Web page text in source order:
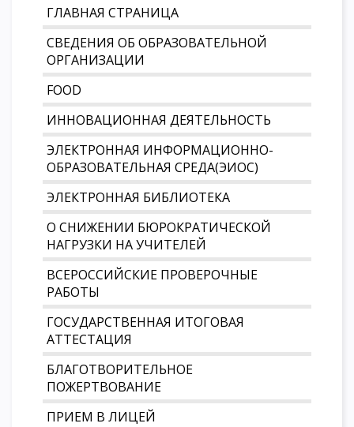
ГЛАВНАЯ СТРАНИЦА
СВЕДЕНИЯ ОБ ОБРАЗОВАТЕЛЬНОЙ
ОРГАНИЗАЦИИ
FOOD
ИННОВАЦИОННАЯ ДЕЯТЕЛЬНОСТЬ
ЭЛЕКТРОННАЯ ИНФОРМАЦИОННО-
ОБРАЗОВАТЕЛЬНАЯ СРЕДА(ЭИОС)
ЭЛЕКТРОННАЯ БИБЛИОТЕКА
О СНИЖЕНИИ БЮРОКРАТИЧЕСКОЙ
НАГРУЗКИ НА УЧИТЕЛЕЙ
ВСЕРОССИЙСКИЕ ПРОВЕРОЧНЫЕ
РАБОТЫ
ГОСУДАРСТВЕННАЯ ИТОГОВАЯ
АТТЕСТАЦИЯ
БЛАГОТВОРИТЕЛЬНОЕ
ПОЖЕРТВОВАНИЕ
ПРИЕМ В ЛИЦЕЙ